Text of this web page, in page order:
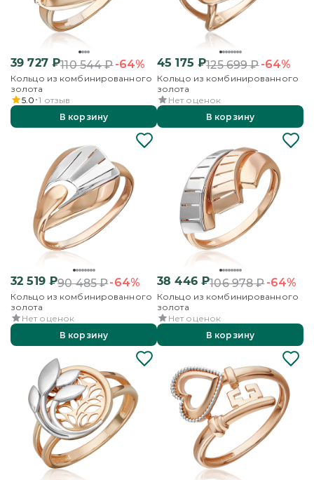
39 727₽110 544₽-64%
Кольцо из комбинированного
золота
5.0 1 отзыв
В корзину
45 175 ₽125 699₽-64%
Кольцо из комбинированного
золота
Нет оценок
В корзину
32 519₽90 485₽-64%
Кольцо из комбинированного
золота
Нет оценок
В корзину
38 446₽106 978₽-64%
Кольцо из комбинированного
золота
Нет оценок
В корзину